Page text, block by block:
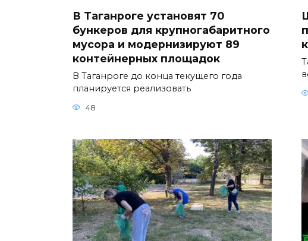
В Таганроге установят 70
бункеров для крупногабаритного
мусора и модернизируют 89
контейнерных площадок
В Таганроге до конца текущего года
планируется реализовать
48